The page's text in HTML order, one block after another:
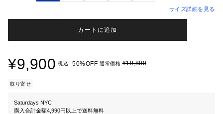
サイズ詳細を見る
カートに追加
¥9,900 税込 50%OFF 通常価格¥19,800
取り寄せ
Saturdays NYC
購入合計金額4,990円以上で送料無料